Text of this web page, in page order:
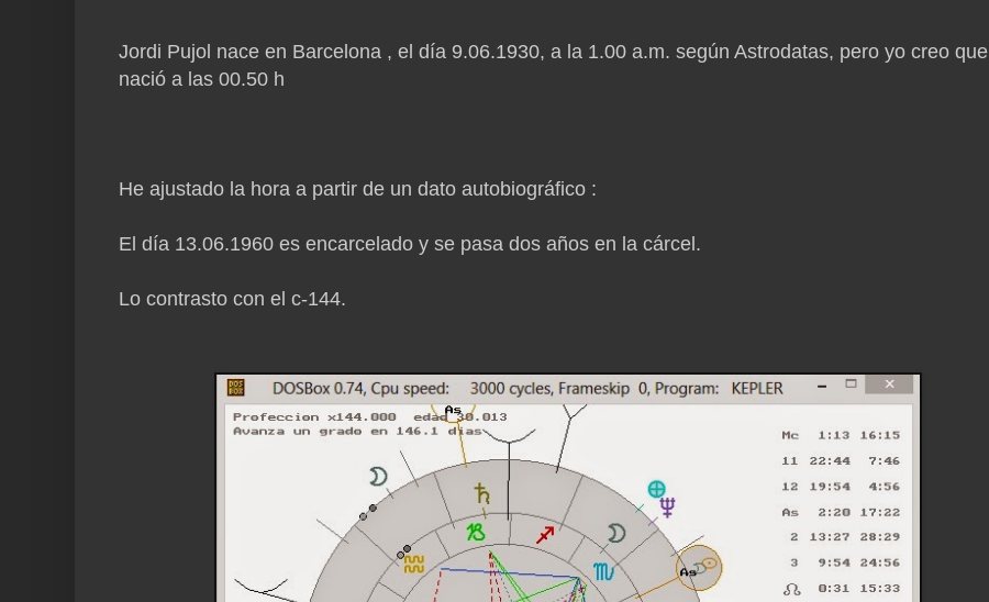
Jordi Pujol nace en Barcelona , el día 9.06.1930, a la 1.00 a.m. según Astrodatas, pero yo creo que
nació a las 00.50 h
He ajustado la hora a partir de un dato autobiográfico :
El día 13.06.1960 es encarcelado y se pasa dos años en la cárcel.
Lo contrasto con el c-144.